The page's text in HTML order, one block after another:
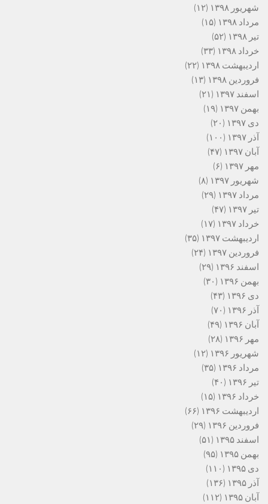
شهریور ۱۳۹۸
(۱۲)
مرداد ۱۳۹۸
(۱۵)
تیر ۱۳۹۸
(۵۲)
خرداد ۱۳۹۸
(۳۳)
اردیبهشت ۱۳۹۸
(۲۲)
فروردین ۱۳۹۸
(۱۳)
اسفند ۱۳۹۷
(۲۱)
بهمن ۱۳۹۷
(۱۹)
دی ۱۳۹۷
(۲۰)
آذر ۱۳۹۷
(۱۰۰)
آبان ۱۳۹۷
(۴۷)
مهر ۱۳۹۷
(۶)
شهریور ۱۳۹۷
(۸)
مرداد ۱۳۹۷
(۲۹)
تیر ۱۳۹۷
(۴۷)
خرداد ۱۳۹۷
(۱۷)
اردیبهشت ۱۳۹۷
(۳۵)
فروردین ۱۳۹۷
(۲۴)
اسفند ۱۳۹۶
(۲۹)
بهمن ۱۳۹۶
(۳۰)
دی ۱۳۹۶
(۴۳)
آذر ۱۳۹۶
(۷۰)
آبان ۱۳۹۶
(۴۹)
مهر ۱۳۹۶
(۲۸)
شهریور ۱۳۹۶
(۱۲)
مرداد ۱۳۹۶
(۳۵)
تیر ۱۳۹۶
(۴۰)
خرداد ۱۳۹۶
(۱۵)
اردیبهشت ۱۳۹۶
(۶۶)
فروردین ۱۳۹۶
(۲۹)
اسفند ۱۳۹۵
(۵۱)
بهمن ۱۳۹۵
(۹۵)
دی ۱۳۹۵
(۱۱۰)
آذر ۱۳۹۵
(۱۳۶)
آبان ۱۳۹۵
(۱۱۲)